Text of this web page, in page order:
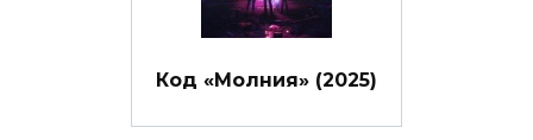
Код «Молния» (2025)